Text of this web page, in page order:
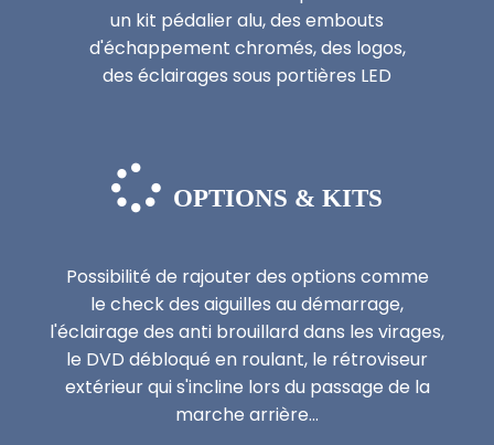
un kit pédalier alu, des embouts
d'échappement chromés, des logos,
des éclairages sous portières LED
 OPTIONS & KITS
Possibilité de rajouter des options comme
le check des aiguilles au démarrage,
l'éclairage des anti brouillard dans les virages,
le DVD débloqué en roulant, le rétroviseur
extérieur qui s'incline lors du passage de la
marche arrière...